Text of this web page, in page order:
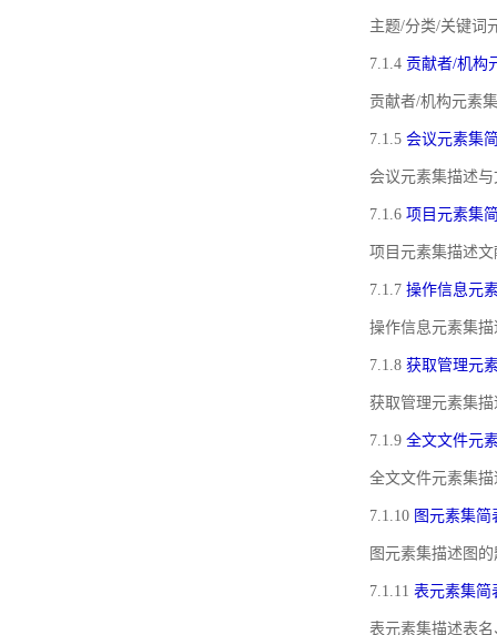
主题/分类/关键词
7.1.4 贡献者/机构
贡献者/机构元素
7.1.5 会议元素集
会议元素集描述
7.1.6 项目元素集
项目元素集描述
7.1.7 操作信息元
操作信息元素集
7.1.8 获取管理元
获取管理元素集
7.1.9 全文文件元
全文文件元素集
7.1.10 图元素集简
图元素集描述图
7.1.11 表元素集简
表元素集描述表